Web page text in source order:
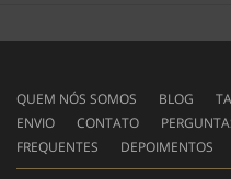
QUEM NÓS SOMOS BLOG
ENVIO
CONTATO
FREQUENTES
DEPOIMENTOS